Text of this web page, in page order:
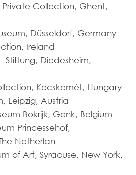
Private Collection, Ghent,
Düsseldorf, Germany
Ireland
Stiftung, Diedesheim,
Kecskemét, Hungary
Leipzig, Austria
Bokrijk, Genk, Belgium
Princessehof,
Netherlan
of Art, Syracuse, New York,